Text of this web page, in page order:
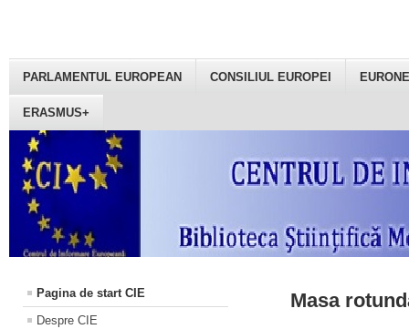
PARLAMENTUL EUROPEAN CONSILIUL EUROPEI
ERASMUS+
Pagina de start CIE
Despre CIE
Masa